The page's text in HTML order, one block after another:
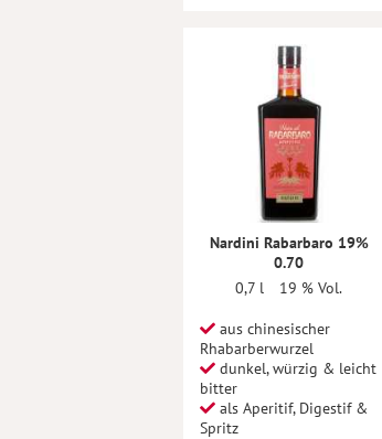
Nardini Rabarbaro 19%
0.70
0,7 l
19 % Vol.
aus chinesischer
Rhabarberwurzel
dunkel, würzig & leicht
bitter
als Aperitif, Digestif &
Spritz